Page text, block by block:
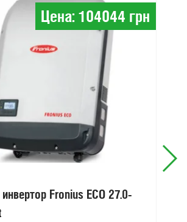
Цена: 104044 грн
Fronius ECO 27.0-